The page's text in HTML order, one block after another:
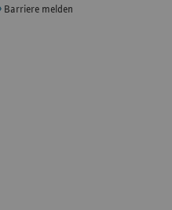
Barriere melden